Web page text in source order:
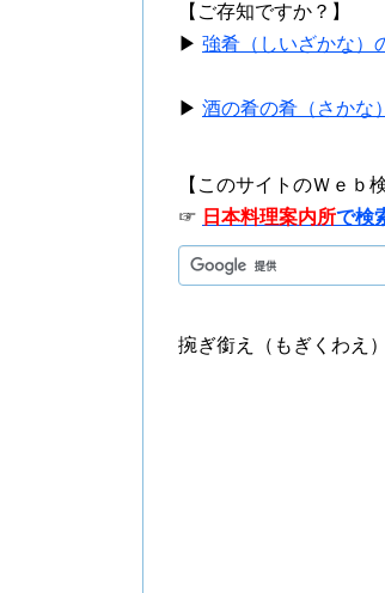
【ご存知ですか？】
▶ 強肴（しいざかな）
▶ 酒の肴の肴（さかな
【このサイトのＷｅｂ
☞ 日本料理案内所で検
捥ぎ銜え（もぎくわえ）